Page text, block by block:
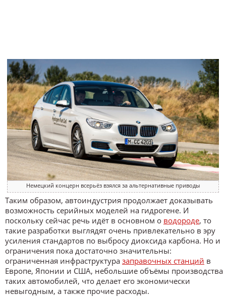
Немецкий концерн всерьёз взялся за альтернативные приводы
Таким образом, автоиндустрия продолжает доказывать
возможность серийных моделей на гидрогене. И
поскольку сейчас речь идёт в основном о водороде, то
такие разработки выглядят очень привлекательно в эру
усиления стандартов по выбросу диоксида карбона. Но и
ограничения пока достаточно значительны:
ограниченная инфраструктура заправочных станций в
Европе, Японии и США, небольшие объёмы производства
таких автомобилей, что делает его экономически
невыгодным, а также прочие расходы.